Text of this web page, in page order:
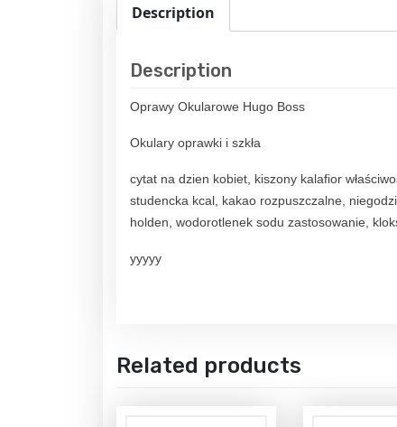
Description
Description
Oprawy Okularowe Hugo Boss
Okulary oprawki i szkła
cytat na dzien kobiet, kiszony kalafior
studencka kcal, kakao rozpuszczalne,
holden, wodorotlenek sodu zastosowanie,
yyyyy
Related products